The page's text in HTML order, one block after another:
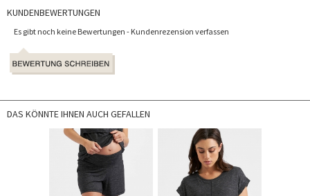
KUNDENBEWERTUNGEN
Es gibt noch keine Bewertungen - Kundenrezension verfassen
DAS KÖNNTE IHNEN AUCH GEFALLEN